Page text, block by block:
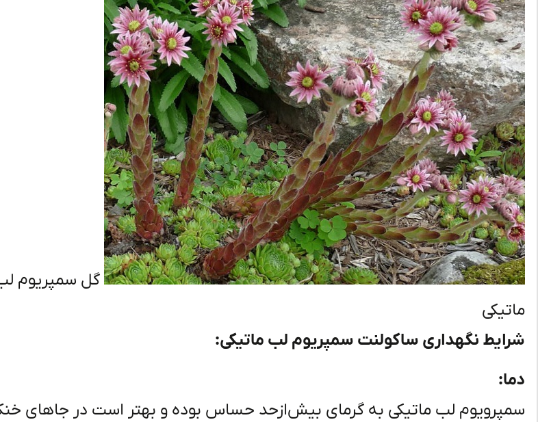
گل سمپریوم
ماتیکی
شرایط نگهداری ساکولنت سمپریوم لب ماتیکی:
دما:
سمپرویوم لب ماتیکی به گرمای بیش‌ازحد حساس بوده و بهتر است در جاهای